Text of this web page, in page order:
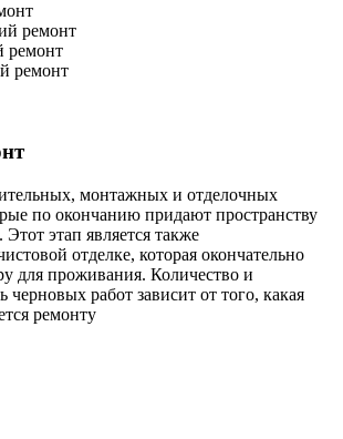
ремонт
ремонт
ремонт
монтажных и отделочных
по окончанию придают пространству
этап является также
отделке, которая окончательно
для проживания. Количество и
черновых работ зависит от того, какая
ремонту